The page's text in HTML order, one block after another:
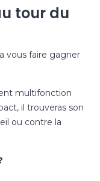
tour du
vous faire gagner
multifonction
il trouveras son
ou contre la